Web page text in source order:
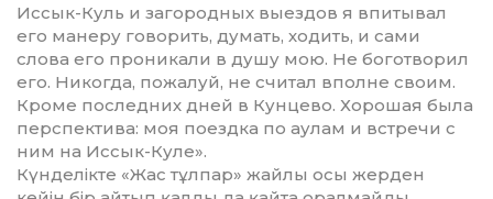
Иссык-Куль и загородных выездов я впитывал
его манеру говорить, думать, ходить, и сами
слова его проникали в душу мою. Не боготворил
его. Никогда, пожалуй, не считал вполне своим.
Кроме последних дней в Кунцево. Хорошая была
перспектива: моя поездка по аулам и встречи с
ним на Иссык-Куле».
Күнделікте «Жас тұлпар» жайлы осы жерден